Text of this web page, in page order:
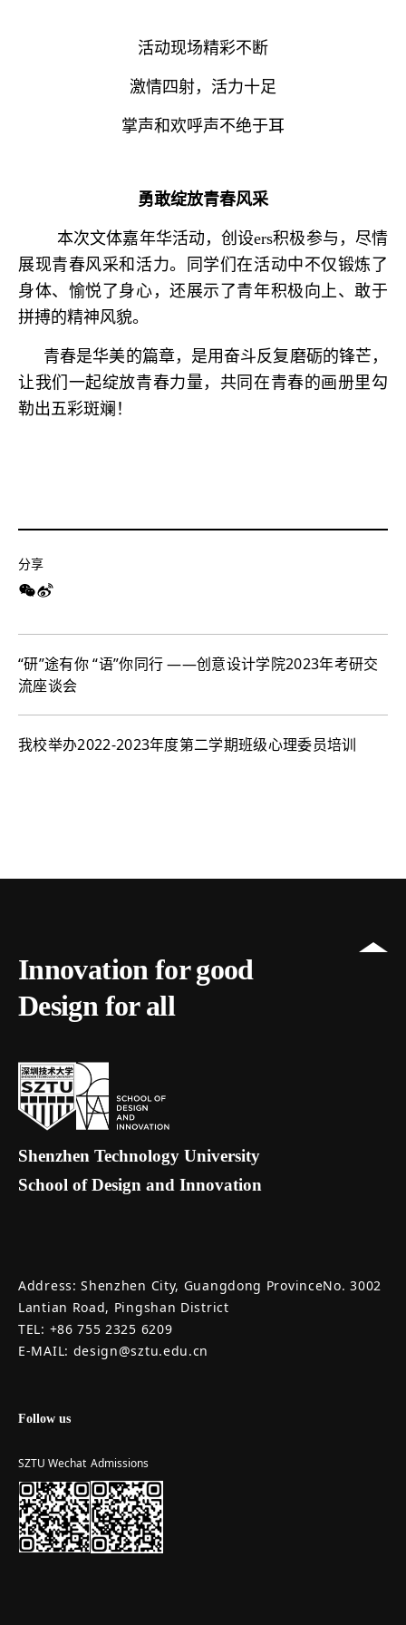
活动现场精彩不断
激情四射，活力十足
掌声和欢呼声不绝于耳
勇敢绽放青春风采
本次文体嘉年华活动，创设ers积极参与，尽情
展现青春风采和活力。同学们在活动中不仅锻炼了
身体、愉悦了身心，还展示了青年积极向上、敢于
拼搏的精神风貌。
青春是华美的篇章，是用奋斗反复磨砺的锋芒，
让我们一起绽放青春力量，共同在青春的画册里勾
勒出五彩斑斓！
分享
“研”途有你 “语”你同行 ——创意设计学院2023年考研交
流座谈会
我校举办2022-2023年度第二学期班级心理委员培训
Innovation for good
Design for all
Shenzhen Technology University
School of Design and Innovation
Address: Shenzhen City, Guangdong ProvinceNo. 3002
Lantian Road, Pingshan District
TEL: +86 755 2325 6209
E-MAIL: design@sztu.edu.cn
Follow us
SZTU Wechat Admissions